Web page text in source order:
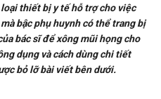
thiết bị y tế hỗ trợ cho việc
bậc phụ huynh có thể trang bị
bác sĩ để xông mũi họng cho
dụng và cách dùng chi tiết
bỏ lỡ bài viết bên dưới.